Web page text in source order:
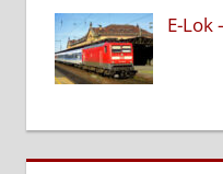
E-Lok